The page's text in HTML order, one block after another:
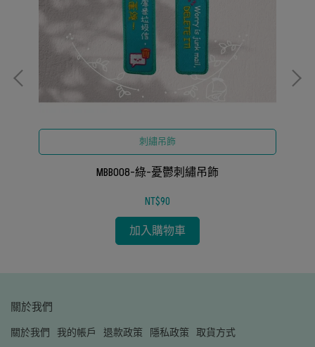
刺繡吊飾
MBB008-綠-憂鬱刺繡吊飾
NT$90
加入購物車
關於我們
關於我們 我的帳戶 退款政策 隱私政策 取貨方式